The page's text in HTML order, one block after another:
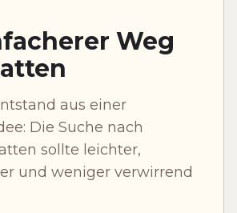
Weg
aus einer
Die Suche nach
sollte leichter,
und weniger verwirrend